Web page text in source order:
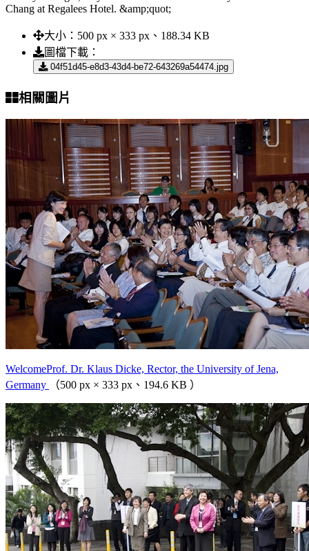
Chang at Regalees Hotel. &amp;quot;
大小： 500 px × 333 px、188.34 KB
圖檔下載：
04f51d45-e8d3-43d4-be72-643269a54474.jpg
相關圖片
WelcomeProf. Dr. Klaus Dicke, Rector, the University of Jena,
Germany
（500 px × 333 px、194.6 KB ）